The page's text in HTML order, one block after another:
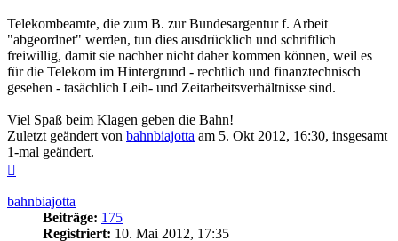
Telekombeamte, die zum B. zur Bundesargentur f. Arbeit
"abgeordnet" werden, tun dies ausdrücklich und schriftlich
freiwillig, damit sie nachher nicht daher kommen können, weil es
für die Telekom im Hintergrund - rechtlich und finanztechnisch
gesehen - tasächlich Leih- und Zeitarbeitsverhältnisse sind.
Viel Spaß beim Klagen geben die Bahn!
Zuletzt geändert von bahnbiajotta am 5. Okt 2012, 16:30, insgesamt
1-mal geändert.
bahnbiajotta
Beiträge: 175
Registriert: 10. Mai 2012, 17:35